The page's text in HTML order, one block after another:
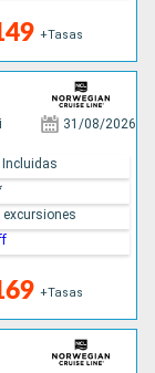
+Tasas
31/08/2026
+Tasas